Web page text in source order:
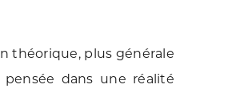
théorique, plus générale
dans une réalité